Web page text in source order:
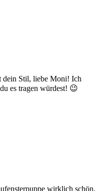
Stil, liebe Moni! Ich
es tragen würdest! 😉
wirklich schön.